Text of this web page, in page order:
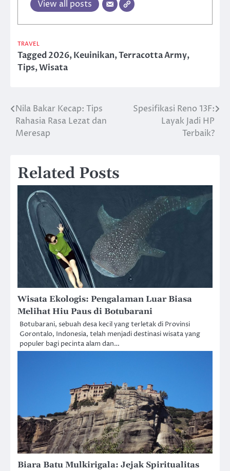
View all posts
TRAVEL
Tagged2026,Keuinikan,Terracotta Army,
Tips,Wisata
Post
navigation
Nila Bakar Kecap: Tips
Rahasia Rasa Lezat dan
Meresap
Spesifikasi Reno 13F:
Layak Jadi HP
Terbaik?
Related Posts
Wisata Ekologis: Pengalaman Luar Biasa
Melihat Hiu Paus di Botubarani
Botubarani, sebuah desa kecil yang terletak di Provinsi
Gorontalo, Indonesia, telah menjadi destinasi wisata yang
populer bagi pecinta alam dan…
Biara Batu Mulkirigala: Jejak Spiritualitas